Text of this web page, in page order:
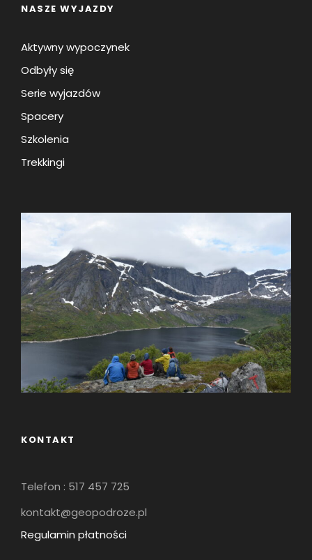
NASZE WYJAZDY
Aktywny wypoczynek
Odbyły się
Serie wyjazdów
Spacery
Szkolenia
Trekkingi
KONTAKT
Telefon : 517 457 725
kontakt@geopodroze.pl
Regulamin płatności